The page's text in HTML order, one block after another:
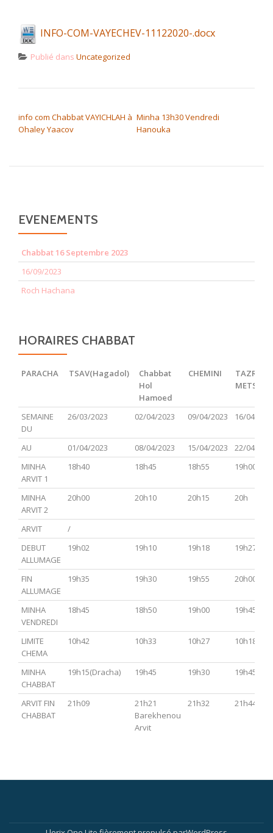
INFO-COM-VAYECHEV-11122020-.docx
Publié dans Uncategorized
info com Chabbat VAYICHLAH à
Ohaley Yaacov
Minha 13h30 Vendredi
Hanouka
EVENEMENTS
Chabbat 16 Septembre 2023
16/09/2023
Roch Hachana
HORAIRES CHABBAT
PARACHA TSAV(Hagadol)
Chabbat
Hol
Hamoed
CHEMINI
TAZRIA
PARACHA TSAV(Hagadol)
Chabbat
Hamoed
CHEMINI
TAZRIA
SEMAINE
DU
26/03/2023 02/04/2023 09/04/2023 16/04/
AU 01/04/2023 08/04/2023 15/04/2023
22/04/
MINHA
ARVIT 1
18h40 18h45 18h55 19h00
MINHA
ARVIT 2
20h00 20h10 20h15 20h
ARVIT
/
DEBUT
ALLUMAGE
19h02 19h10 19h18 19h27
FIN
ALLUMAGE
19h35 19h30 19h55 20h00
MINHA
VENDREDI
18h45 18h50 19h00 19h45
LIMITE
CHEMA
10h42 10h33 10h27 10h18
MINHA
CHABBAT
19h15(Dracha) 19h45 19h30 19h45
ARVIT FIN
CHABBAT
21h09
21h21
Barekhenou
Arvit
21h32 21h44
Menu